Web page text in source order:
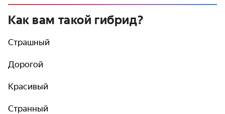
Как вам такой гибрид?
Страшный
Дорогой
Красивый
Странный